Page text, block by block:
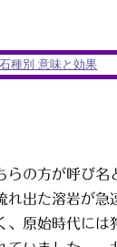
種別 意味と効果
らの方が呼び名
出た溶岩が急
、原始時代には